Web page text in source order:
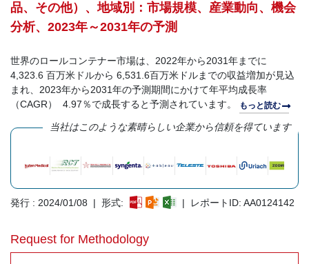
品、その他）、地域別：市場規模、産業動向、機会
分析、2023年～2031年の予測
世界のロールコンテナー市場は、2022年から2031年までに
4,323.6 百万米ドルから 6,531.6百万米ドルまでの収益増加が見込
まれ、2023年から2031年の予測期間にかけて年平均成長率
（CAGR） 4.97％で成長すると予測されています。
もっと読む
当社はこのような素晴らしい企業から信頼を得ています
発行 : 2024/01/08 | 形式: | レポートID: AA0124142
Request for Methodology